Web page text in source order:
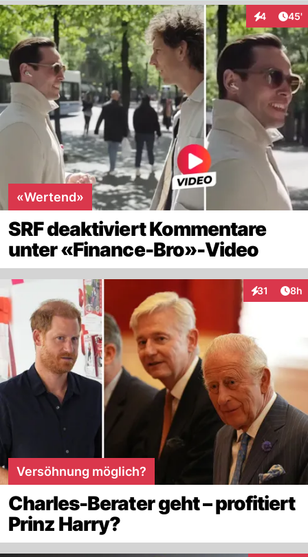
4 45'
«Wertend»
SRF deaktiviert Kommentare
unter «Finance-Bro»-Video
31
Interaktionen
8h
Versöhnung möglich?
Charles-Berater geht – profitiert
Prinz Harry?